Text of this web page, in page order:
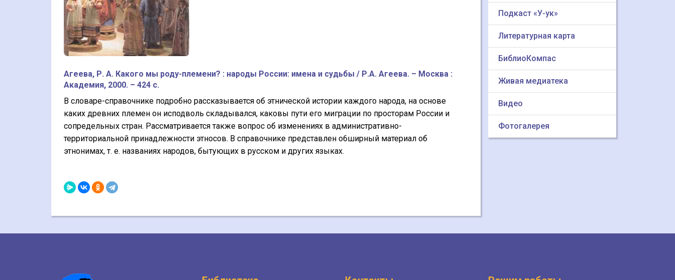
Агеева, Р. А. Какого мы роду-племени? : народы России: имена и судьбы / Р.А. Агеева. – Москва :
Академия, 2000. – 424 с.
В словаре-справочнике подробно рассказывается об этнической истории каждого народа, на основе
каких древних племен он исподволь складывался, каковы пути его миграции по просторам России и
сопредельных стран. Рассматривается также вопрос об изменениях в административно-
территориальной принадлежности этносов. В справочнике представлен о6ширный материал об
этнонимах, т. е. названиях народов, бытующих в русском и других языках.
Подкаст «У-ук»
Литературная карта
БиблиоКомпас
Живая медиатека
Видео
Фотогалерея